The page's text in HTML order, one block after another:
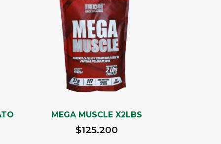
MEGA MUSCLE X2LBS
$125.200